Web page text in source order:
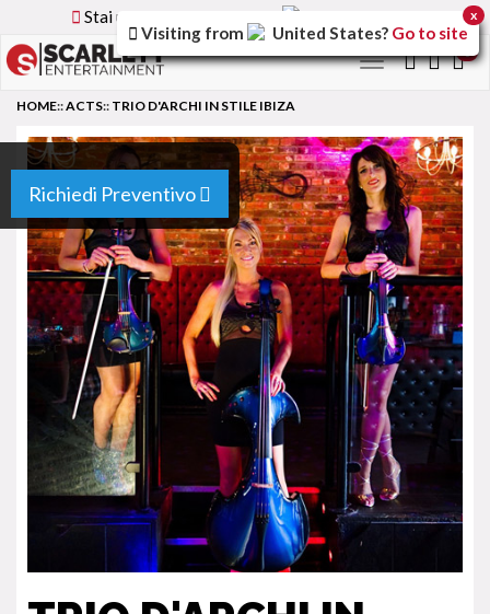
Stai utilizzando la versione
Toggle
Richiedi Preventivo
HOME::ACTS:: TRIO D'ARCHI IN STILE IBIZA
Visiting from United States? Go to site
x